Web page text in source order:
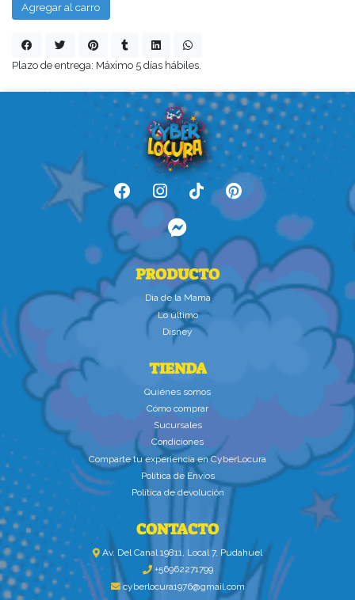
Agregar al carro
Plazo de entrega: Máximo 5 días hábiles.
PRODUCTO
Dìa de la Mamà
Lo último
Disney
TIENDA
Quiénes somos
Cómo comprar
Sucursales
Condiciones
Comparte tu experiencia en CyberLocura
Política de Envíos
Política de devolución
CONTACTO
Av. Del Canal 19811, Local 7, Pudahuel
+56962271799
cyberlocura1976@gmail.com